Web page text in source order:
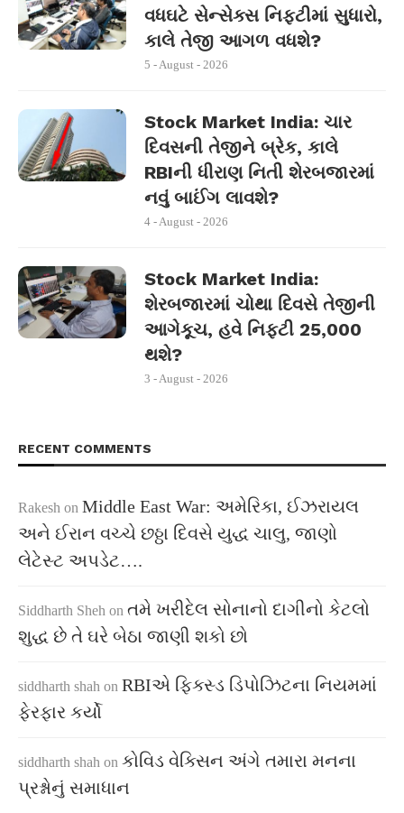
વધઘટે સેન્સેક્સ નિફ્ટીમાં સુધારો,
કાલે તેજી આગળ વધશે?
5 - August - 2026
Stock Market India: ચાર
દિવસની તેજીને બ્રેક, કાલે
RBIની ધીરાણ નિતી શેરબજારમાં
નવું બાઈંગ લાવશે?
4 - August - 2026
Stock Market India:
શેરબજારમાં ચોથા દિવસે તેજીની
આગેકૂચ, હવે નિફ્ટી 25,000
થશે?
3 - August - 2026
RECENT COMMENTS
Rakesh on Middle East War: અમેરિકા, ઈઝરાયલ
અને ઈરાન વચ્ચે છઠ્ઠા દિવસે યુદ્ધ ચાલુ, જાણો
લેટેસ્ટ અપડેટ….
Siddharth Sheh on તમે ખરીદેલ સોનાનો દાગીનો કેટલો
શુદ્ધ છે તે ઘરે બેઠા જાણી શકો છો
siddharth shah on RBIએ ફિક્સ્ડ ડિપોઝિટના નિયમમાં
ફેરફાર કર્યો
siddharth shah on કોવિડ વેક્સિન અંગે તમારા મનના
પ્રશ્નોનું સમાધાન